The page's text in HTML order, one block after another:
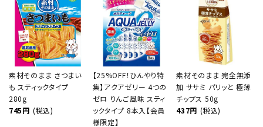
素材そのまま さつまい
も スティックタイプ
280g
745円 (税込)
【25%OFF！ひんやり特
集】アクアゼリー 4つの
ゼロ りんご風味 スティ
ックタイプ 8本入【会員
様限定】
素材そのまま 完全無添
加 ササミ パリッと 極薄
チップス 50g
437円 (税込)